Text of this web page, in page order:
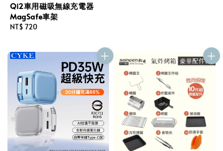
Qi2車用磁吸無線充電器
MagSafe車架
Regular
NT$ 720